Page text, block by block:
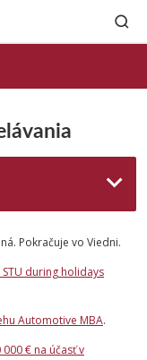
Pokračuje vo Viedni.
during holidays
Automotive MBA.
000 € na účasť v